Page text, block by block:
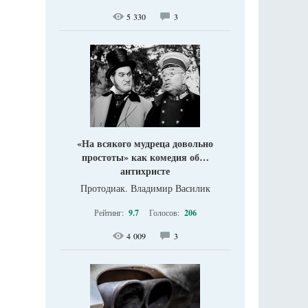
5 330 3
«На всякого мудреца довольно
простоты» как комедия об…
антихристе
Протодиак. Владимир Василик
Рейтинг: 9.7 Голосов: 206
4 009 3